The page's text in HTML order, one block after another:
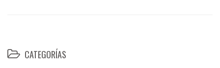
CATEGORÍAS